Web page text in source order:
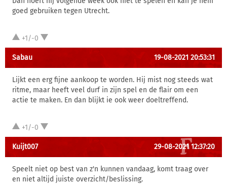
goed gebruiken tegen Utrecht.
+1/-0
Sabau 19-08-2021 20:53:31
Lijkt een erg fijne aankoop te worden. Hij mist nog steeds wat
ritme, maar heeft veel durf in zijn spel en de flair om een
actie te maken. En dan blijkt ie ook weer doeltreffend.
+1/-0
Kuijt007 29-08-2021 12:37:20
Speelt niet op best van z'n kunnen vandaag, komt traag over
en niet altijd juiste overzicht/beslissing.